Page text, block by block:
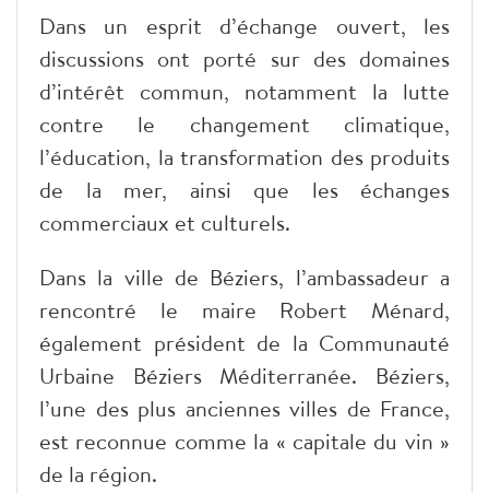
Dans un esprit d’échange ouvert, les
discussions ont porté sur des domaines
d’intérêt commun, notamment la lutte
contre le changement climatique,
l’éducation, la transformation des produits
de la mer, ainsi que les échanges
commerciaux et culturels.
Dans la ville de Béziers, l’ambassadeur a
rencontré le maire Robert Ménard,
également président de la Communauté
Urbaine Béziers Méditerranée. Béziers,
l’une des plus anciennes villes de France,
est reconnue comme la « capitale du vin »
de la région.